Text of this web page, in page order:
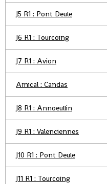
J5 R1 : Pont Deule
J6 R1 : Tourcoing
J7 R1 : Avion
Amical : Candas
J8 R1 : Annoeullin
J9 R1 : Valenciennes
J10 R1 : Pont Deule
J11 R1 : Tourcoing